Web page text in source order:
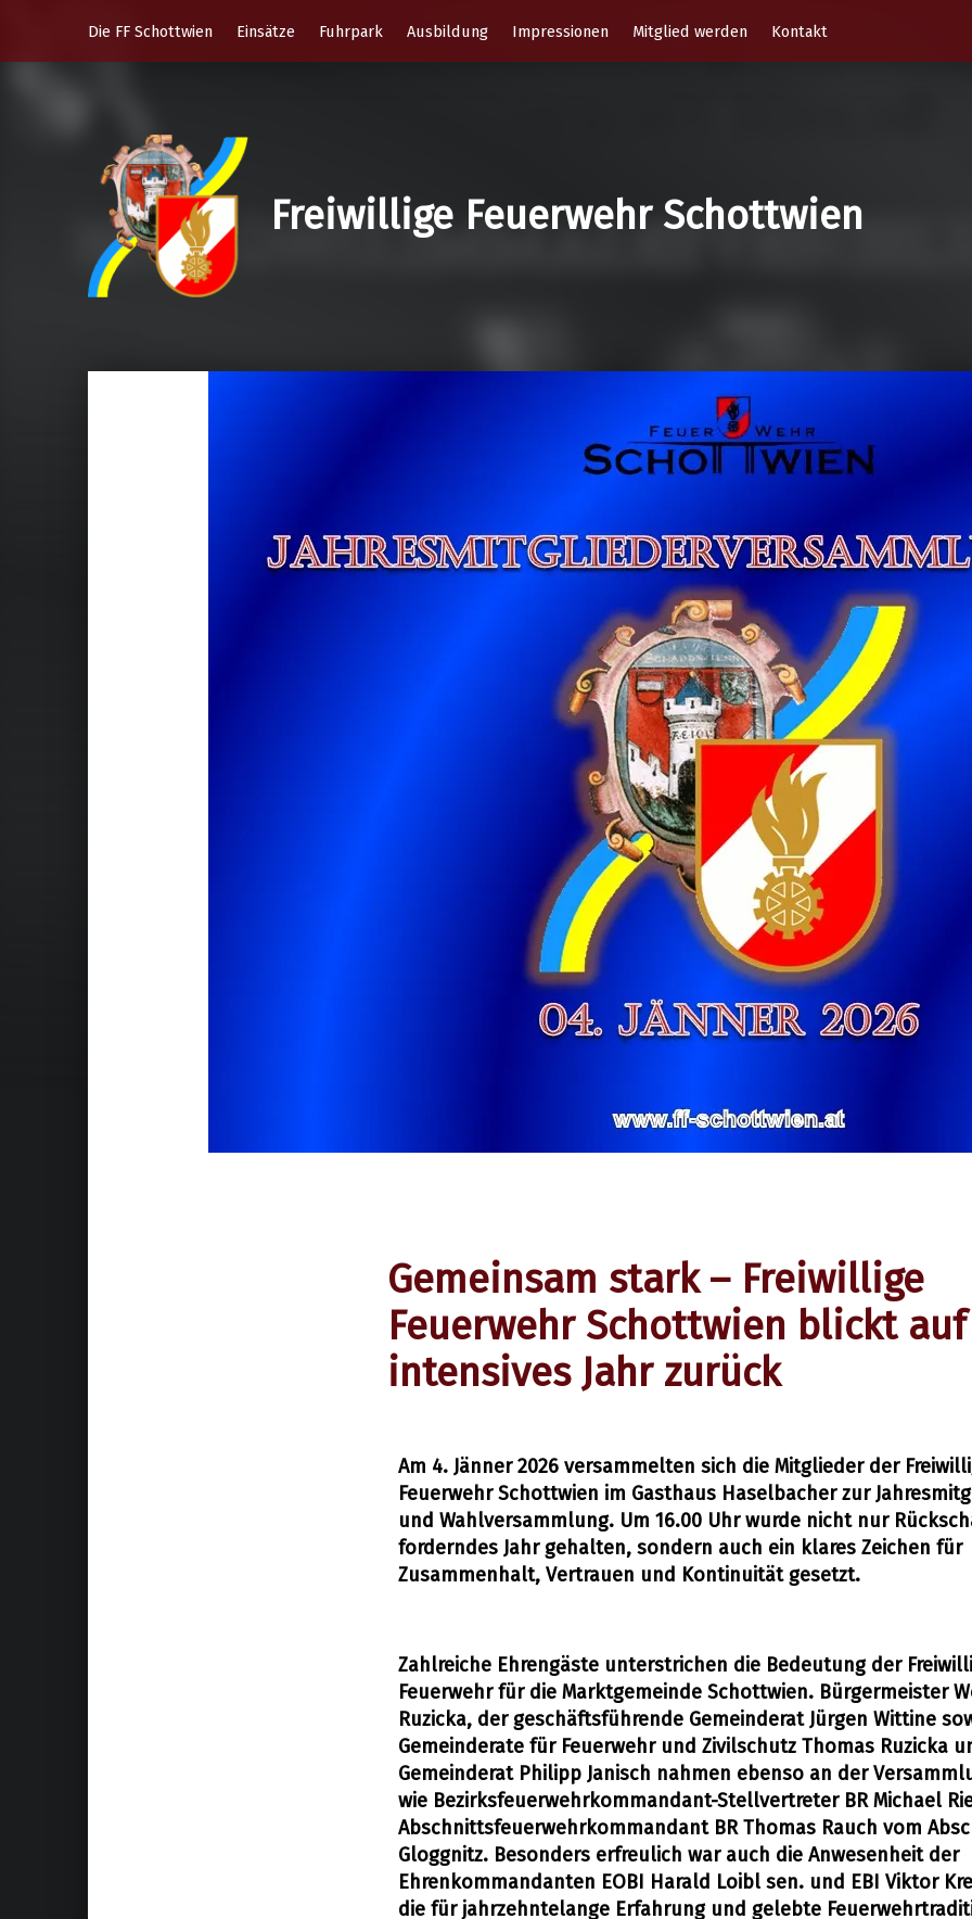
Die FF Schottwien Einsätze Fuhrpark Ausbildung Impressionen Mitglied werden Kontakt
Freiwillige Feuerwehr Schottwien
Gemeinsam stark – Freiwillige
Feuerwehr Schottwien blickt
intensives Jahr zurück
Am 4. Jänner 2026 versammelten sich die Mitglieder der
Feuerwehr Schottwien im Gasthaus Haselbacher zur
und Wahlversammlung. Um 16.00 Uhr wurde nicht nur
forderndes Jahr gehalten, sondern auch ein klares Zeichen für
Zusammenhalt, Vertrauen und Kontinuität gesetzt.
Zahlreiche Ehrengäste unterstrichen die Bedeutung der
Feuerwehr für die Marktgemeinde Schottwien. Bürgermeister
Ruzicka, der geschäftsführende Gemeinderat Jürgen Wittine
Gemeinderate für Feuerwehr und Zivilschutz Thomas Ruzicka
Gemeinderat Philipp Janisch nahmen ebenso an der
wie Bezirksfeuerwehrkommandant-Stellvertreter BR Michael
Abschnittsfeuerwehrkommandant BR Thomas Rauch vom
Gloggnitz. Besonders erfreulich war auch die Anwesenheit der
Ehrenkommandanten EOBI Harald Loibl sen. und EBI Viktor
die für jahrzehntelange Erfahrung und gelebte